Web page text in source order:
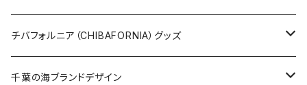
Tシャツ
キャップ
缶バッジ
キーホルダー
ステッカー
缶バッジ
ステッカー大
缶バッジ32mm
缶バッジ54mm
エコバッグ
JAGUARさんコラボグッズ
ステッカー
缶バッジ
Tシャツ
キャップ
チバフォルニア（CHIBAFORNIA）グッズ
Tシャツ
千葉の海ブランドデザイン